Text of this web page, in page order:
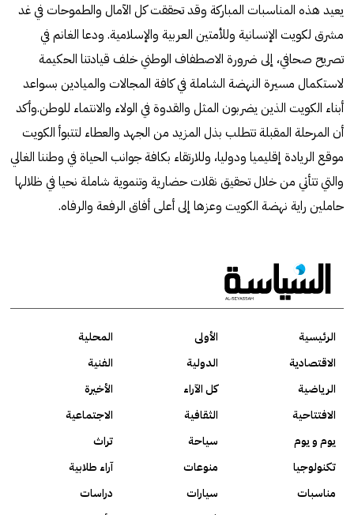
يعيد هذه المناسبات المباركة وقد تحققت كل الآمال والطموحات في غد
مشرق لكويت الإنسانية وللأمتين العربية والإسلامية. ودعا الغانم في
تصريح صحافي، إلى ضرورة الاصطفاف الوطني خلف قيادتنا الحكيمة
لاستكمال مسيرة النهضة الشاملة في كافة المجالات والميادين بسواعد
أبناء الكويت الذين يضربون المثل والقدوة في الولاء والانتماء للوطن.وأكد
أن المرحلة المقبلة تتطلب بذل المزيد من الجهد والعطاء لتتبوأ الكويت
موقع الريادة إقليميا ودوليا، وللارتقاء بكافة جوانب الحياة في وطننا الغالي
والتي تتأتي من خلال تحقيق نقلات حضارية وتنموية شاملة نحيا في ظلالها
حاملين راية نهضة الكويت وعزها إلى أعلى أفاق الرفعة والرفاه.
الرئيسية الأولى
المحلية
الاقتصادية
الدولية
الفنية
الرياضية
كل الآراء
الأخيرة
الافتتاحية
الثقافية
الاجتماعية
يوم و يوم
سياحة
تراث
تكنولوجيا
منوعات
آراء طلابية
مناسبات
سيارات
دراسات